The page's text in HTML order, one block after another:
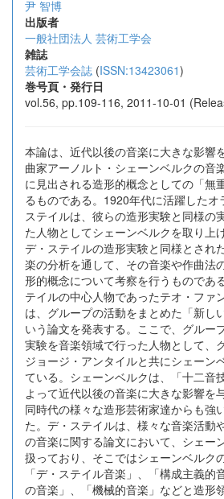
尹 智博
出版者
一般社団法人 芸術工学会
雑誌
芸術工学会誌 (ISSN:13423061)
巻号頁・発行日
vol.56, pp.109-116, 2011-10-01
本論は、近代以後の音楽に大きな影響
曲家アーノルト・シェーンベルクの音
に見出される造形的概念としての「無
るものである。1920年代に活躍したオ
ステイルは、彼らの造形実験と同様の
た人物としてシェーンベルクを取り上
デ・ステイルの造形実験と同様とされ
楽の分析を通して、その音楽や作曲法
形的概念について考察を行うものであ
テイルの中心人物であったテオ・ファ
は、グループの活動をまとめた「新し
いう論文を発表する。ここで、グルー
実験を音楽領域で行った人物として、
ジョージ・アンタイルと共にシェーン
ている。シェーンベルクは、「十二音
よって近代以後の音楽に大きな影響を
同時代の様々な造形芸術家達からも強
た。デ・ステイルは、様々な音楽活動
の音楽に関する論文において、シェー
扱っており、そこではシェーンベルク
「デ・ステイル音楽」、「構成主義的
の音楽」、「機械的音楽」などと造形